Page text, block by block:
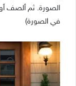
الصورة. ثم ألصف أو
في الصورة)